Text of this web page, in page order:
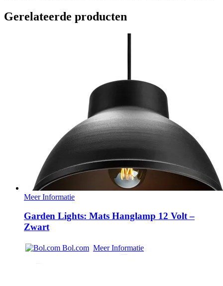
Gerelateerde producten
Meer Informatie
Garden Lights: Mats Hanglamp 12 Volt –
Zwart
Bol.com Meer Informatie